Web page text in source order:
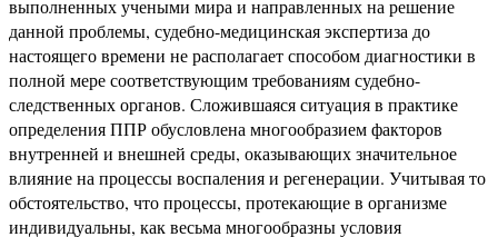
выполненных учеными мира и направленных на решение
данной проблемы, судебно-медицинская экспертиза до
настоящего времени не располагает способом диагностики в
полной мере соответствующим требованиям судебно-
следственных органов. Сложившаяся ситуация в практике
определения ППР обусловлена многообразием факторов
внутренней и внешней среды, оказывающих значительное
влияние на процессы воспаления и регенерации. Учитывая то
обстоятельство, что процессы, протекающие в организме
индивидуальны, как весьма многообразны условия